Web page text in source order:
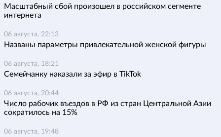
Масштабный сбой произошел в российском сегменте
интернета
06 августа, 22:13
Названы параметры привлекательной женской фигуры
06 августа, 18:21
Семейчанку наказали за эфир в TikTok
06 августа, 20:44
Число рабочих въездов в РФ из стран Центральной Азии
сократилось на 15%
06 августа, 19:48